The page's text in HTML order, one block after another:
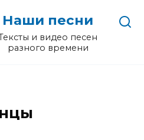
Наши песни
и видео песен
разного времени